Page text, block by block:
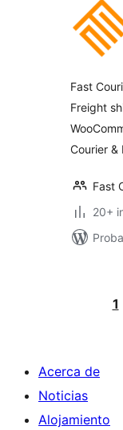
Fast
Freight
Courier &
Fast
20+
1
Acerca de
Noticias
Alojamiento